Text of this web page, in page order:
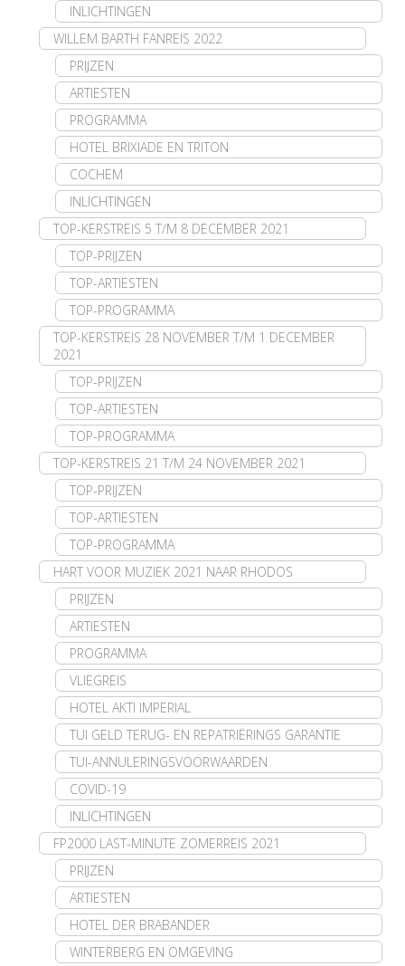
INLICHTINGEN
WILLEM BARTH FANREIS 2022
PRIJZEN
ARTIESTEN
PROGRAMMA
HOTEL BRIXIADE EN TRITON
COCHEM
INLICHTINGEN
TOP-KERSTREIS 5 T/M 8 DECEMBER 2021
TOP-PRIJZEN
TOP-ARTIESTEN
TOP-PROGRAMMA
TOP-KERSTREIS 28 NOVEMBER T/M 1 DECEMBER
2021
TOP-PRIJZEN
TOP-ARTIESTEN
TOP-PROGRAMMA
TOP-KERSTREIS 21 T/M 24 NOVEMBER 2021
TOP-PRIJZEN
TOP-ARTIESTEN
TOP-PROGRAMMA
HART VOOR MUZIEK 2021 NAAR RHODOS
PRIJZEN
ARTIESTEN
PROGRAMMA
VLIEGREIS
HOTEL AKTI IMPERIAL
TUI GELD TERUG- EN REPATRIËRINGS GARANTIE
TUI-ANNULERINGSVOORWAARDEN
COVID-19
INLICHTINGEN
FP2000 LAST-MINUTE ZOMERREIS 2021
PRIJZEN
ARTIESTEN
HOTEL DER BRABANDER
WINTERBERG EN OMGEVING